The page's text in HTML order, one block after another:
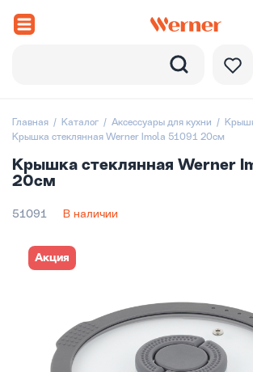
посуды
Главная Каталог Аксессуары для кухни
Крышка стеклянная Werner Imola 51091 20см
Крышка стеклянная Werner
20см
51091 В наличии
Акция